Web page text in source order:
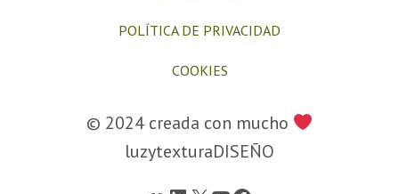
POLÍTICA DE PRIVACIDAD
COOKIES
© 2024 creada con mucho
luzytexturaDISEÑO